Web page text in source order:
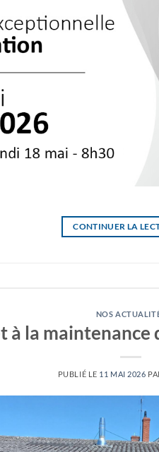
CONTINUER LA
NOS
à la
PUBLIÉ LE 11 MAI 2026